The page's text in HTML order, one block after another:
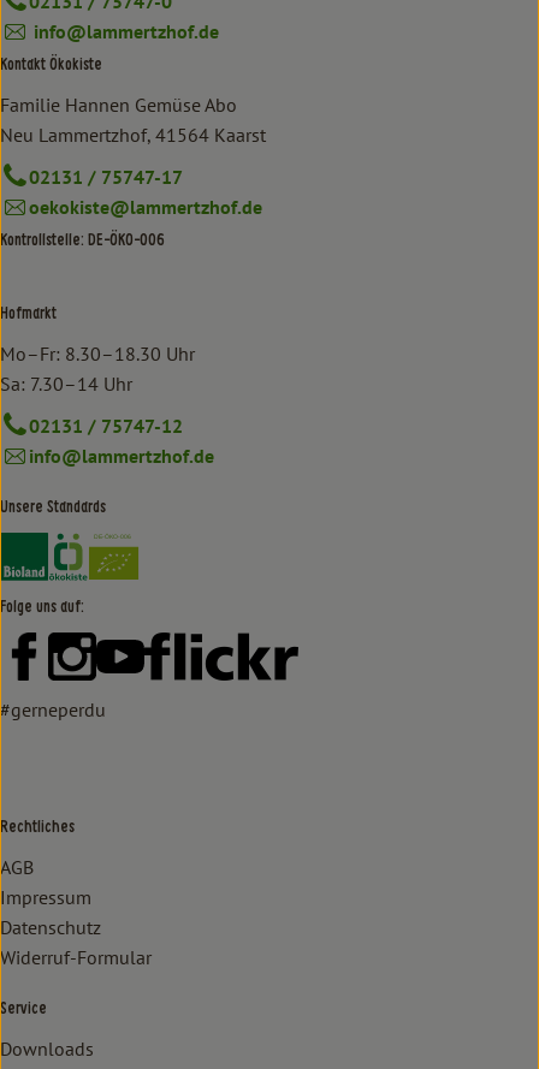
info@lammertzhof.de
Kontakt Ökokiste
Familie Hannen Gemüse Abo
Neu Lammertzhof, 41564 Kaarst
02131 / 75747-17
oekokiste@lammertzhof.de
Kontrollstelle: DE-ÖKO-006
Hofmarkt
Mo–Fr: 8.30–18.30 Uhr
Sa: 7.30–14 Uhr
02131 / 75747-12
info@lammertzhof.de
Unsere Standards
Externer Link zu https://www.bioland.de/verbraucher
Externer Link zu https://www.oekokiste.de/
Folge uns auf:
Externer Link zu https://www.facebook.com/lammertzhof/
Externer Link zu https://www.instagram.com/
Externer Link zu https://www.youtube.com/
Externer Link zu https://
#gerneperdu
Rechtliches
AGB
Impressum
Datenschutz
Widerruf-Formular
Service
Downloads